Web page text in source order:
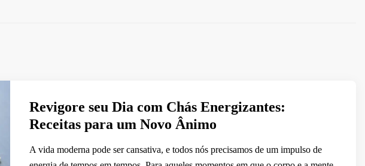
Revigore seu Dia com Chás Energizantes:
Receitas para um Novo Ânimo
A vida moderna pode ser cansativa, e todos nós precisamos de um impulso de